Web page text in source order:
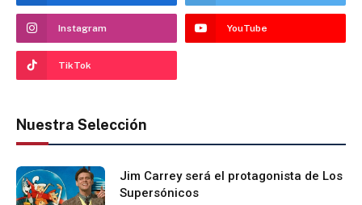
Instagram YouTube
TikTok
Nuestra Selección
Jim Carrey será el protagonista de Los
Supersónicos